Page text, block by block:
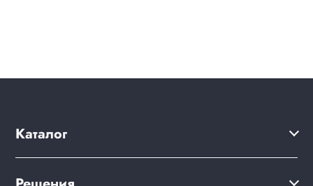
Каталог
Решения